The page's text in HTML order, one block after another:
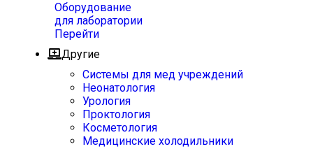
Оборудование
для лаборатории
Перейти
Другие
Системы для мед учреждений
Неонатология
Урология
Проктология
Косметология
Медицинские холодильники